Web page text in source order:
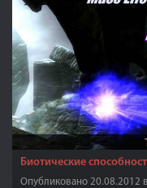
Биотические
Опубликовано 20.08.2012